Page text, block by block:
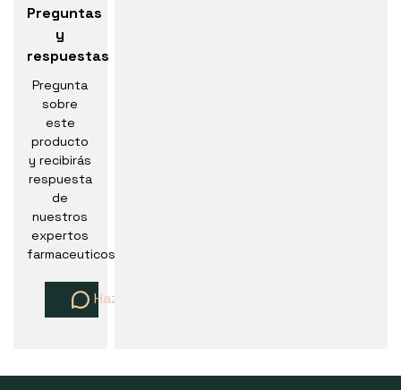
Preguntas
y
respuestas
Pregunta
sobre
este
producto
y recibirás
respuesta
de
nuestros
expertos
farmaceuticos
Haz una pregunta